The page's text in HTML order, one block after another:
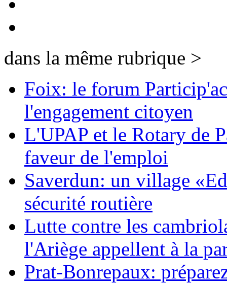
dans la même rubrique >
Foix: le forum
l'engagement citoyen
L'UPAP et le Rotary de
faveur de l'emploi
Saverdun: un village
sécurité routière
Lutte contre les
l'Ariège appellent à la
Prat-Bonrepaux: